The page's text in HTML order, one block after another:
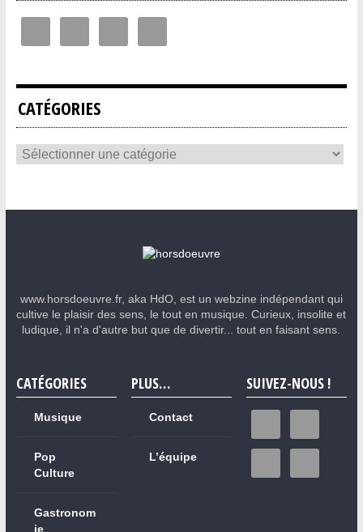
CATÉGORIES
www.horsdoeuvre.fr, aka HdO, est un webzine indépendant qui
cultive le plaisir des sens, le tout en musique. Curieux, insolite et
ludique, il n'a d'autre but que de divertir... tout en faisant sens.
CATÉGORIES
Musique
Pop
Culture
Gastronom
ie
PLUS…
Contact
L’équipe
SUIVEZ-NOUS !